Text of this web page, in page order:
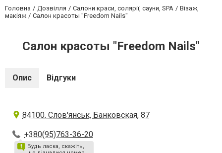
Головна Дозвілля Салони краси, солярії, сауни, SPA
Візаж,
макіяж
Салон красоты "Freedom Nails"
Салон красоты "Freedom Nails"
Опис Відгуки
84100, Слов'янськ, Банковская, 87
+380(95)763-36-20
Будь ласка, скажіть,